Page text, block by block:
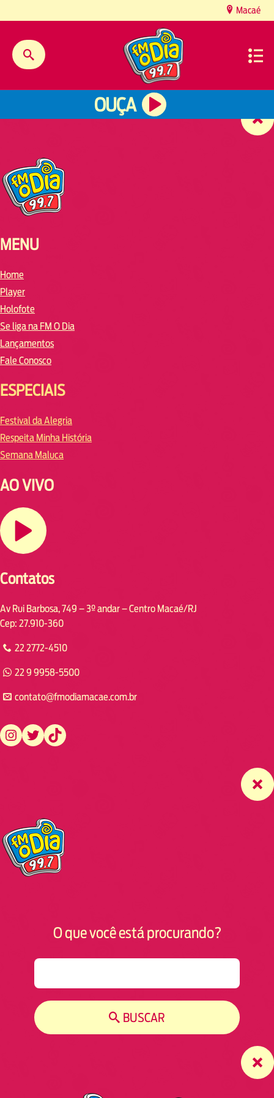
Macaé
OUÇA
MENU
Home
Player
Holofote
Se liga na FM O Dia
Lançamentos
Fale Conosco
ESPECIAIS
Festival da Alegria
Respeita Minha História
Semana Maluca
AO VIVO
Contatos
Av Rui Barbosa, 749 – 3º andar – Centro Macaé/RJ
Cep: 27.910-360
22 2772-4510
22 9 9958-5500
contato@fmodiamacae.com.br
https://www.instagram.com/fmodia.macae/ https://twitter.com/fmodia.macae/ https://www.tiktok.com/@fmodia.macae
O que você está procurando?
BUSCAR